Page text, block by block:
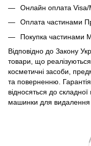
Онлайн оплата
Оплата частинами
Покупка частинами
Відповідно до Закону
товари, що
косметичні засоби,
та поверненню.
відносяться до
машинки для видалення